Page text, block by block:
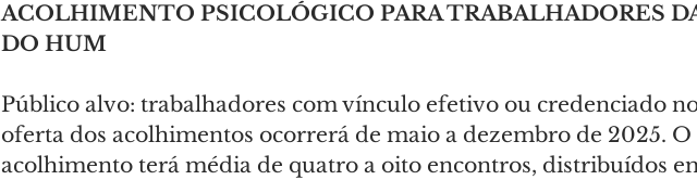
ACOLHIMENTO PSICOLÓGICO PARA TRABALHADORES
DO HUM
Público alvo: trabalhadores com vínculo efetivo ou credenciado
oferta dos acolhimentos ocorrerá de maio a dezembro de 2025. O
acolhimento terá média de quatro a oito encontros, distribuídos